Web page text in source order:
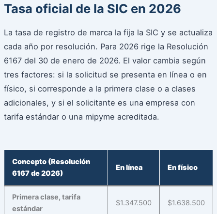
Tasa oficial de la SIC en 2026
La tasa de registro de marca la fija la SIC y se actualiza
cada año por resolución. Para 2026 rige la Resolución
6167 del 30 de enero de 2026. El valor cambia según
tres factores: si la solicitud se presenta en línea o en
físico, si corresponde a la primera clase o a clases
adicionales, y si el solicitante es una empresa con
tarifa estándar o una mipyme acreditada.
Concepto (Resolución
6167 de 2026)
En línea En físico
Primera clase, tarifa
estándar
$1.347.500 $1.638.500